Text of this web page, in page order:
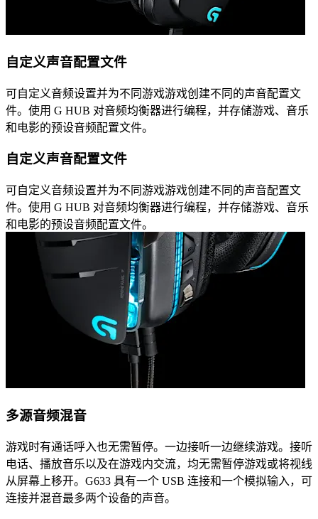
自定义声音配置文件
可自定义音频设置并为不同游戏游戏创建不同的声音配置文
件。使用 G HUB 对音频均衡器进行编程，并存储游戏、音乐
和电影的预设音频配置文件。
自定义声音配置文件
可自定义音频设置并为不同游戏游戏创建不同的声音配置文
件。使用 G HUB 对音频均衡器进行编程，并存储游戏、音乐
和电影的预设音频配置文件。
多源音频混音
游戏时有通话呼入也无需暂停。一边接听一边继续游戏。接听
电话、播放音乐以及在游戏内交流，均无需暂停游戏或将视线
从屏幕上移开。G633 具有一个 USB 连接和一个模拟输入，可
连接并混音最多两个设备的声音。